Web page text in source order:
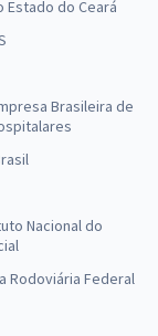
Estado do Ceará
Brasileira de
Nacional do
Rodoviária Federal